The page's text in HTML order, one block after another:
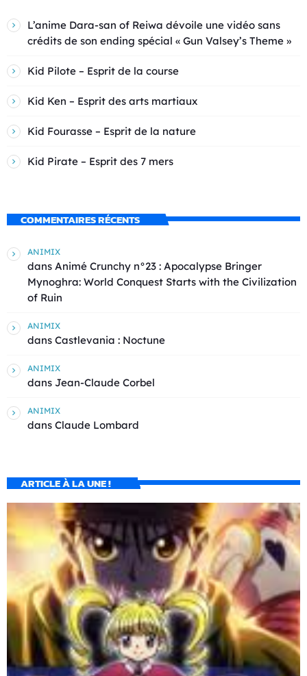
L’anime Dara-san of Reiwa dévoile une vidéo sans
crédits de son ending spécial « Gun Valsey’s Theme »
Kid Pilote – Esprit de la course
Kid Ken – Esprit des arts martiaux
Kid Fourasse – Esprit de la nature
Kid Pirate – Esprit des 7 mers
COMMENTAIRES RÉCENTS
ANIMIX
dans Animé Crunchy n°23 : Apocalypse Bringer
Mynoghra: World Conquest Starts with the Civilization
of Ruin
ANIMIX
dans Castlevania : Noctune
ANIMIX
dans Jean-Claude Corbel
ANIMIX
dans Claude Lombard
ARTICLE À LA UNE !